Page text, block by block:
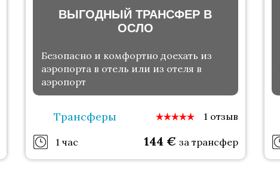
ВЫГОДНЫЙ ТРАНСФЕР В
ОСЛО
Безопасно и комфортно доехать из
аэропорта в отель или из отеля в
аэропорт
Трансферы 1 отзыв
1 час 144€ за трансфер